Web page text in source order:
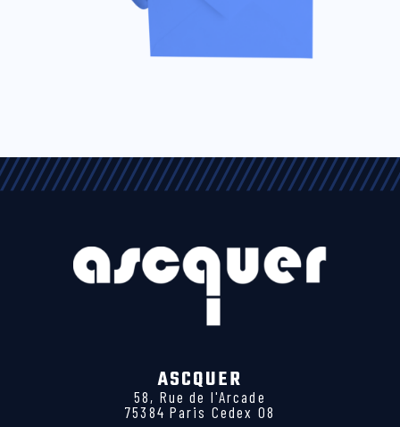
ASCQUER
58, Rue de l'Arcade
75384 Paris Cedex 08